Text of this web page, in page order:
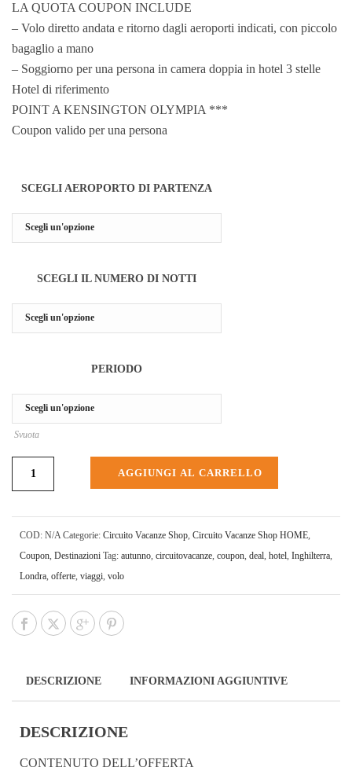
LA QUOTA COUPON INCLUDE
– Volo diretto andata e ritorno dagli aeroporti indicati, con piccolo
bagaglio a mano
– Soggiorno per una persona in camera doppia in hotel 3 stelle
Hotel di riferimento
POINT A KENSINGTON OLYMPIA ***
Coupon valido per una persona
SCEGLI AEROPORTO DI PARTENZA
SCEGLI IL NUMERO DI NOTTI
PERIODO
Svuota
AGGIUNGI AL CARRELLO
COD: N/A Categorie: Circuito Vacanze Shop, Circuito Vacanze Shop HOME,
Coupon, Destinazioni Tag: autunno, circuitovacanze, coupon, deal, hotel, Inghilterra,
Londra, offerte, viaggi, volo
DESCRIZIONE INFORMAZIONI AGGIUNTIVE
DESCRIZIONE
CONTENUTO DELL’OFFERTA